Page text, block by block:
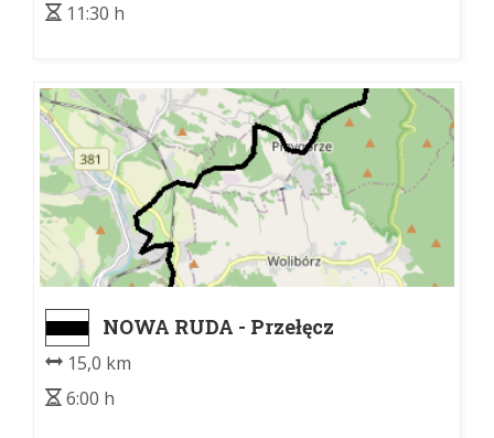
11:30 h
NOWA RUDA - Przełęcz
15,0 km
6:00 h